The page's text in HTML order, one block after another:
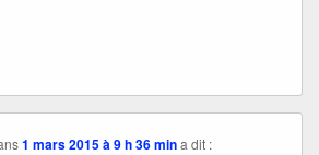
1 mars 2015 à 9 h 36 min a dit :